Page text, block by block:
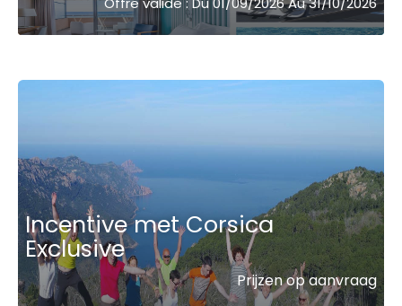
Incentive met Corsica
Exclusive
Prijzen op aanvraag